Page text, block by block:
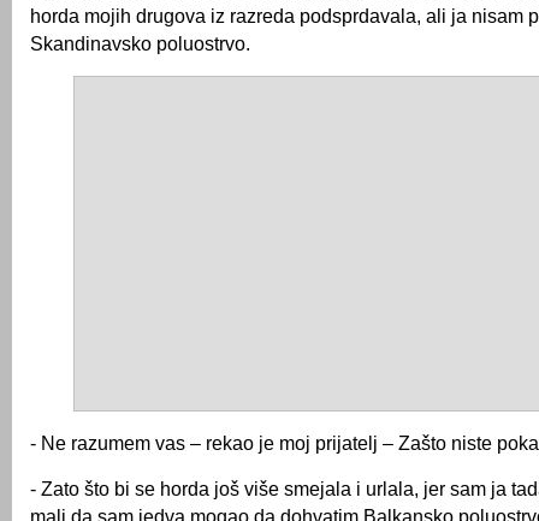
horda mojih drugova iz razreda podsprdavala, ali ja nisam
Skandinavsko poluostrvo.
- Ne razumem vas – rekao je moj prijatelj – Zašto niste
- Zato što bi se horda još više smejala i urlala, jer sam ja
mali da sam jedva mogao da dohvatim Balkansko